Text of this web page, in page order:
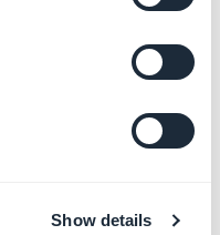
Show details
em "